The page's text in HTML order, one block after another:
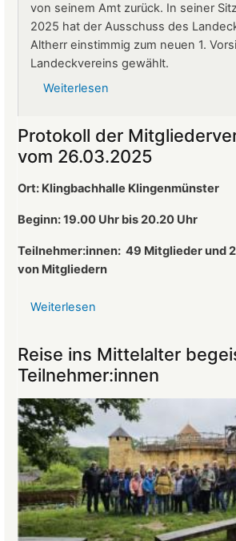
von seinem Amt zurück. In seiner
2025 hat der Ausschuss des
Altherr einstimmig zum neuen 1.
Landeckvereins gewählt.
Weiterlesen
ist
neuer
1.
Vorsitzender
des
Protokoll der
vom 26.03.2025
Ort: Klingbachhalle Klingenmünster
Beginn: 19.00 Uhr bis 20.20 Uhr
Teilnehmer:innen: 49 Mitglieder und
von Mitgliedern
Weiterlesen
Mitgliederversammlung
vom
26.03.2025
Reise ins Mittelalter
Teilnehmer:innen